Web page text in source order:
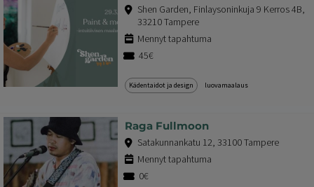
Shen Garden, Finlaysoninkuja 9 Kerros 4B,
33210 Tampere
Mennyt tapahtuma
45€
Kädentaidot ja design luovamaalaus
Raga Fullmoon
Satakunnankatu 12, 33100 Tampere
Mennyt tapahtuma
0€